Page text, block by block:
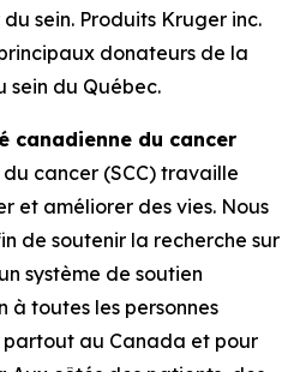
sein. Produits Kruger inc.
donateurs de la
sein du Québec.
canadienne du cancer
cancer (SCC) travaille
et améliorer des vies. Nous
de soutenir la recherche sur
système de soutien
à toutes les personnes
au Canada et pour